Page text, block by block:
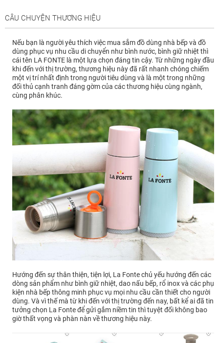
CÂU CHUYỆN THƯƠNG HIỆU
Nếu bạn là người yêu thích việc mua sắm đồ dùng nhà bếp và đồ
dùng phục vụ nhu cầu di chuyển như bình nước, bình giữ nhiệt thì
cái tên LA FONTE là một lựa chọn đáng tin cậy. Từ những ngày đầu
khi đến với thị trường, thương hiệu này đã rất nhanh chóng chiếm
một vị trí nhất định trong người tiêu dùng và là một trong những
đối thủ cạnh tranh đáng gờm của các thương hiệu cùng ngành,
cùng phân khúc.
Hướng đến sự thân thiện, tiện lợi, La Fonte chủ yếu hướng đến các
dòng sản phẩm như bình giữ nhiệt, dao nấu bếp, rổ inox và các phụ
kiện nhà bếp thông minh phục vụ mọi nhu cầu cần thiết cho người
dùng. Và vì thế mà từ khi đến với thị trường đến nay, bất kể ai đã tin
tưởng chọn La Fonte để gửi gắm niềm tin thì tuyệt đối không bao
giờ thất vọng và phàn nàn về thương hiệu này.